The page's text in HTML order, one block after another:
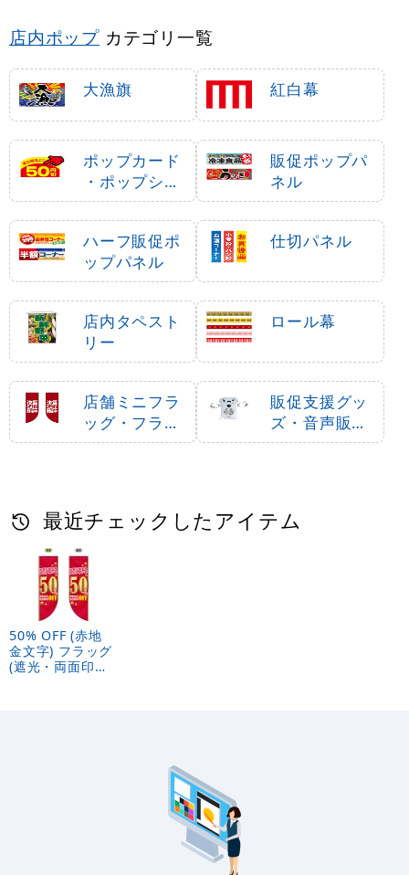
店内ポップ カテゴリ一覧
大漁旗 紅白幕
ポップカード
・ポップシー
ル
販促ポップパ
ネル
ハーフ販促ポ
ップパネル
仕切パネル
店内タペスト
リー
ロール幕
店舗ミニフラ
ッグ・フラッ
グ用ポール
販促支援グッ
ズ・音声販促
用品
最近チェックしたアイテム
50% OFF (赤地
金文字) フラッグ
(遮光・両面印刷)